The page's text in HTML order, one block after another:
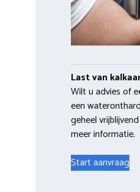
Last van
Wilt u advies of
een
geheel
meer informatie.
Start aanvraag